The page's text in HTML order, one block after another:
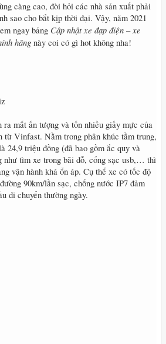
càng cao, đòi hỏi các nhà sản xuất phải
sao cho bắt kịp thời đại. Vậy, năm 2021
ngay bảng Cập nhật xe đạp điện – xe
hãng này coi có gì hot không nha!
ra mắt ấn tượng và tốn nhiều giấy mực của
từ Vinfast. Nằm trong phân khúc tầm trung,
24,9 triệu đồng (đã bao gồm ắc quy và
như tìm xe trong bãi đỗ, cổng sạc usb,… thì
vận hành khá ổn áp. Cụ thể xe có tốc độ
90km/lần sạc, chống nước IP7 đảm
di chuyển thường ngày.